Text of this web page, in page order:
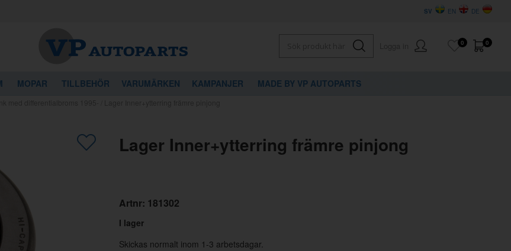
DE
EN
SV
0
0
MOPAR TILLBEHÖR VARUMÄRKEN KAMPANJER MADE BY VP AUTOPARTS
av dessa produkter kan intressera dig?
Lager Inner+ytterring främre pinjong
Artnr: 181302
I lager
Skickas normalt inom 1-3 arbetsdagar.